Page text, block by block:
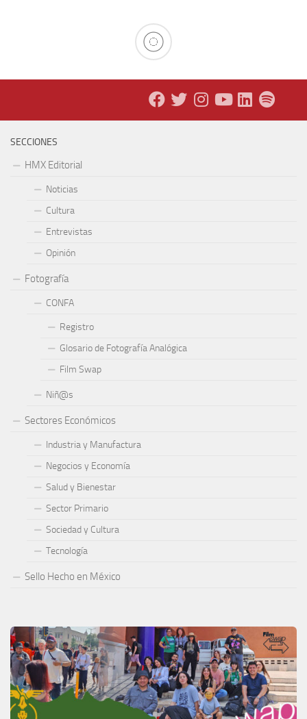
SECCIONES
HMX Editorial
Noticias
Cultura
Entrevistas
Opinión
Fotografía
CONFA
Registro
Glosario de Fotografía Analógica
Film Swap
Niñ@s
Sectores Económicos
Industria y Manufactura
Negocios y Economía
Salud y Bienestar
Sector Primario
Sociedad y Cultura
Tecnología
Sello Hecho en México